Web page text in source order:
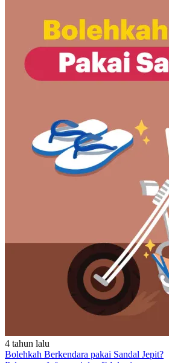
4 tahun lalu
Bolehkah Berkendara pakai Sandal Jepit?